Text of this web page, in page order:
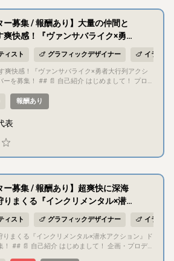
ラノビルダー 開発期間：３ヶ月～半年（予定）
済み、本文が約３万文字執筆完了（全体の３～４
筆済み部分についても必要に応じて調整を重ね
ことを目標としています。 作品発表後の反響や
ションにより他キャラルートなどの制作も検討。
女ゲーム）です。 舞台はIFの現代日本。キャラ設
はかなりシリアスで陰鬱ですが、会話内容はギャ
作業 ・イラストレ
ー３キャラ分の立ち絵と表情差分 スチルは可能で
。 通話もしくはテキストのやり取りで、どちら
ー募集 / 報酬あり】大量の仲間と
爽快感！『ヴァンサバライク×勇者
ィスト グラフィックデザイナー イラスト
爽快感！『ヴァンサバライク×勇者大行列アクシ
はじめまして！ プロ
できる勇者たち』**をエ
内のドット絵を制作して
」 > 「チーム制作に挑戦してみ
方 - **歓迎条
ンサバライク×勇者大行列アクション（ローグライ
連絡・進行
メルヘン攻撃が得意な子など、ユニークな職が勢
報酬あり
表
ー募集 / 報酬あり】超爽快に深海
りまくる『インクリメンタル×潜水
ィスト グラフィックデザイナー イラスト
まくる『インクリメンタル×潜水アクション』ド
ロデ